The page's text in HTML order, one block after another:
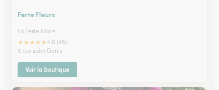
Ferte Fleurs
La Ferte Mace
★★★★★4.6 (48)
5 rue saint Denis
Voir la boutique